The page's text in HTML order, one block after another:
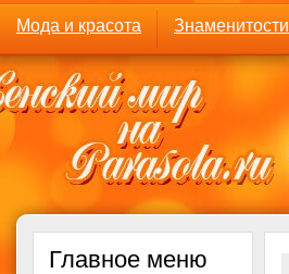
Мода и красота Знаменитости
Главное меню